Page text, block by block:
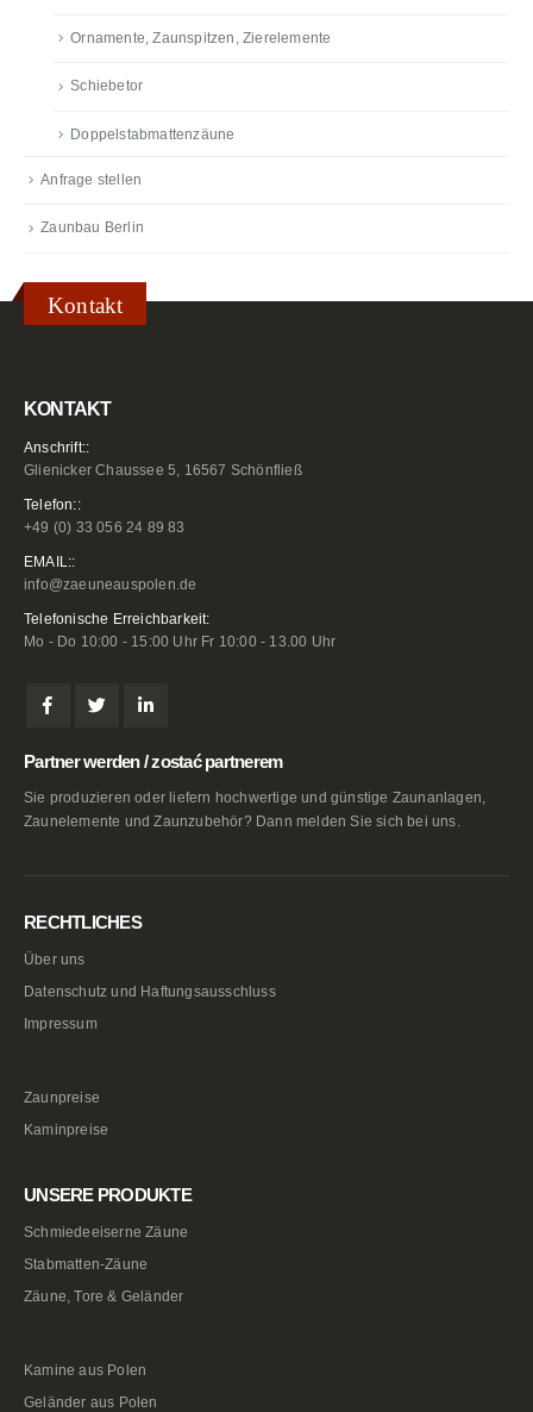
Ornamente, Zaunspitzen, Zierelemente
Schiebetor
Doppelstabmattenzäune
Anfrage stellen
Zaunbau Berlin
Kontakt
KONTAKT
Anschrift::
Glienicker Chaussee 5, 16567 Schönfließ
Telefon::
+49 (0) 33 056 24 89 83
EMAIL::
info@zaeuneauspolen.de
Telefonische Erreichbarkeit:
Mo - Do 10:00 - 15:00 Uhr Fr 10:00 - 13.00 Uhr
Partner werden / zostać partnerem
Sie produzieren oder liefern hochwertige und günstige Zaunanlagen,
Zaunelemente und Zaunzubehör? Dann melden Sie sich bei uns.
RECHTLICHES
Über uns
Datenschutz und Haftungsausschluss
Impressum
Zaunpreise
Kaminpreise
UNSERE PRODUKTE
Schmiedeeiserne Zäune
Stabmatten-Zäune
Zäune, Tore & Geländer
Kamine aus Polen
Geländer aus Polen